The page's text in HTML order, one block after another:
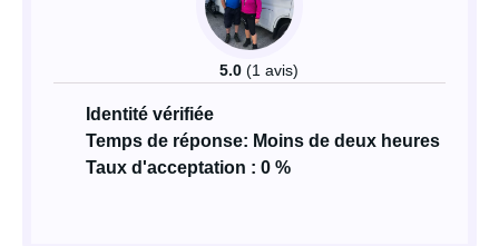
5.0 (1 avis)
Identité vérifiée
Temps de réponse: Moins de deux heures
Taux d'acceptation : 0 %